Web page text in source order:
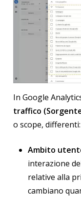
In Google
traffico
o scope, differenti:
Ambito
interazione
relative alla
cambiano